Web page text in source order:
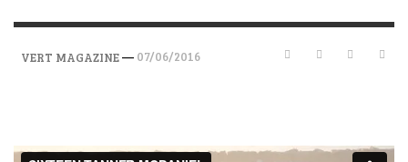
VERT MAGAZINE— 07/06/2016